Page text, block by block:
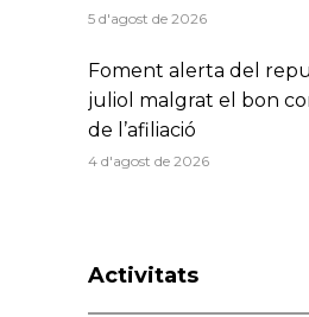
5 d'agost de 2026
Foment alerta del
juliol malgrat el bon
de l’afiliació
4 d'agost de 2026
Activitats